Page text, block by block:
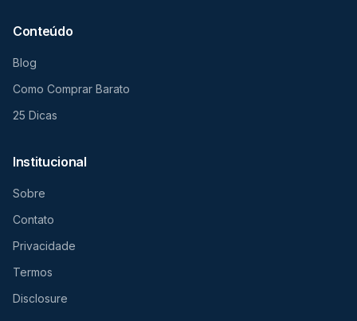
Conteúdo
Blog
Como Comprar Barato
25 Dicas
Institucional
Sobre
Contato
Privacidade
Termos
Disclosure